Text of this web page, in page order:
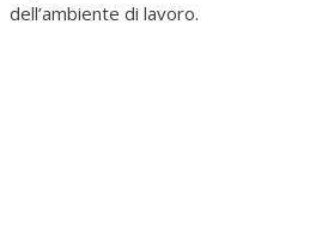
dell’ambiente di lavoro.